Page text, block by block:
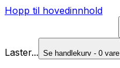
Hopp til hovedinnhold
Laster... Se handlekurv - 0 vare